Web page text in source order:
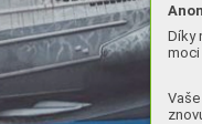
Díky
moci